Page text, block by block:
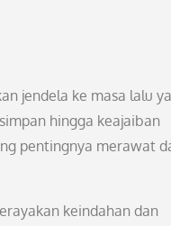
jendela ke masa lalu
hingga keajaiban
pentingnya merawat
keindahan dan